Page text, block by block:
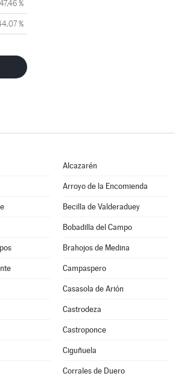
47,46 %
%
Alcazarén
Arroyo de la Encomienda
Becilla de Valderaduey
Bobadilla del Campo
Brahojos de Medina
Campaspero
Casasola de Arión
Castrodeza
Castroponce
Ciguñuela
Corrales de Duero